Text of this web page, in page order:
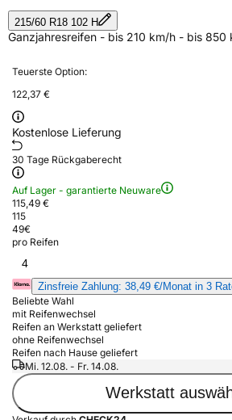
215/60 R18 102 H
Ganzjahresreifen - bis 210 km/h - bis 850
Teuerste Option:
122,37 €
Kostenlose Lieferung
30 Tage Rückgaberecht
Auf Lager - garantierte Neuware
115,49 €
115
49€
pro Reifen
4
Zinsfreie Zahlung: 38,49 €/Monat in 3
Beliebte Wahl
mit Reifenwechsel
Reifen an Werkstatt geliefert
ohne Reifenwechsel
Reifen nach Hause geliefert
Mi. 12.08. - Fr. 14.08.
Werkstatt